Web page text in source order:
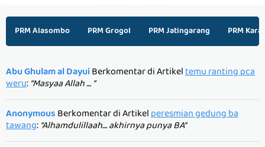
PRM Alasombo PRM Grogol PRM Jatingarang PRM
Abu Ghulam al DayuiBerkomentar di Artikeltemu ranting pca
weru:“Masyaa Allah .... ”
AnonymousBerkomentar di Artikelperesmian gedung ba
tawang:“Alhamdulillaah.... akhirnya punya BA”